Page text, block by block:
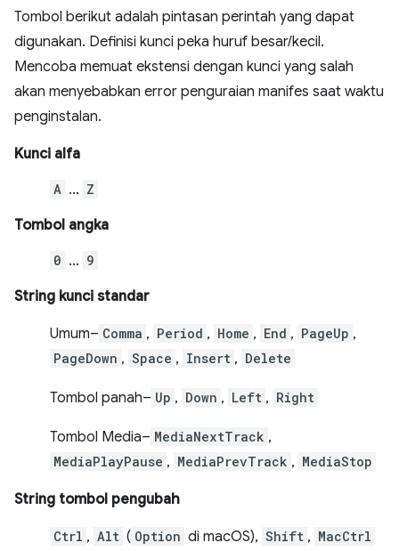
Tombol berikut adalah pintasan perintah yang dapat
digunakan. Definisi kunci peka huruf besar/kecil.
Mencoba memuat ekstensi dengan kunci yang salah
akan menyebabkan error penguraian manifes saat waktu
penginstalan.
Kunci alfa
A … Z
Tombol angka
0 … 9
String kunci standar
Umum– Comma , Period , Home , End , PageUp ,
PageDown , Space , Insert , Delete
Tombol panah– Up , Down , Left , Right
Tombol Media– MediaNextTrack ,
MediaPlayPause , MediaPrevTrack , MediaStop
String tombol pengubah
Ctrl , Alt ( Option di macOS), Shift , MacCtrl